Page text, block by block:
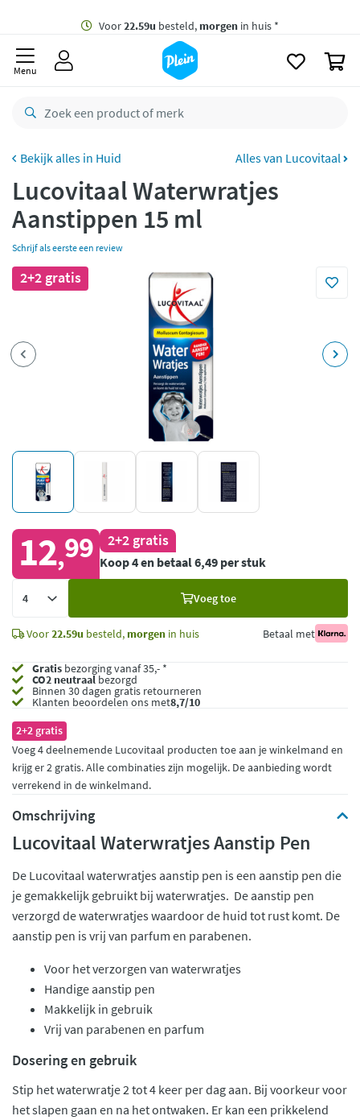
besteld,
retourneren
bezorgd
Betaal met Klarna
Menu
Huid Alles van Lucovitaal
Lucovitaal Waterwratjes
Aanstippen 15 ml
Schrijf als eerste een review
2+2 gratis
12,99 2+2 gratis
Koop 4 en betaal 6,49 per stuk
Voeg toe
Voor22.59u besteld, morgen in huis Betaal met
Gratis bezorging vanaf 35,- *
CO2 neutraalbezorgd
Binnen 30 dagen gratis retourneren
Klanten beoordelen ons met8,7/10
2+2 gratis
Voeg 4 deelnemende Lucovitaal producten toe aan je winkelmand en
krijg er 2 gratis. Alle combinaties zijn mogelijk. De aanbieding wordt
verrekend in de winkelmand.
Omschrijving
Lucovitaal Waterwratjes Aanstip Pen
De Lucovitaal waterwratjes aanstip pen is een aanstip pen die
je gemakkelijk gebruikt bij waterwratjes. De aanstip pen
verzorgd de waterwratjes waardoor de huid tot rust komt. De
aanstip pen is vrij van parfum en parabenen.
Voor het verzorgen van waterwratjes
Handige aanstip pen
Makkelijk in gebruik
Vrij van parabenen en parfum
Dosering en gebruik
Stip het waterwratje 2 tot 4 keer per dag aan. Bij voorkeur voor
het slapen gaan en na het ontwaken. Er kan een prikkelend